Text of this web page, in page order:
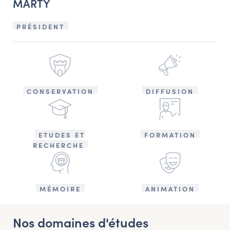
PRÉSIDENT
CONSERVATION DIFFUSION
ETUDES ET
RECHERCHE
FORMATION
MÉMOIRE ANIMATION
Nos domaines d'études